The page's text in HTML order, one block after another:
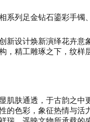
系列足金钻石鎏彩手镯
设计焕新演绎花卉
精工雕琢之下，纹样
肤通透，于古韵之
色彩，象征热情与